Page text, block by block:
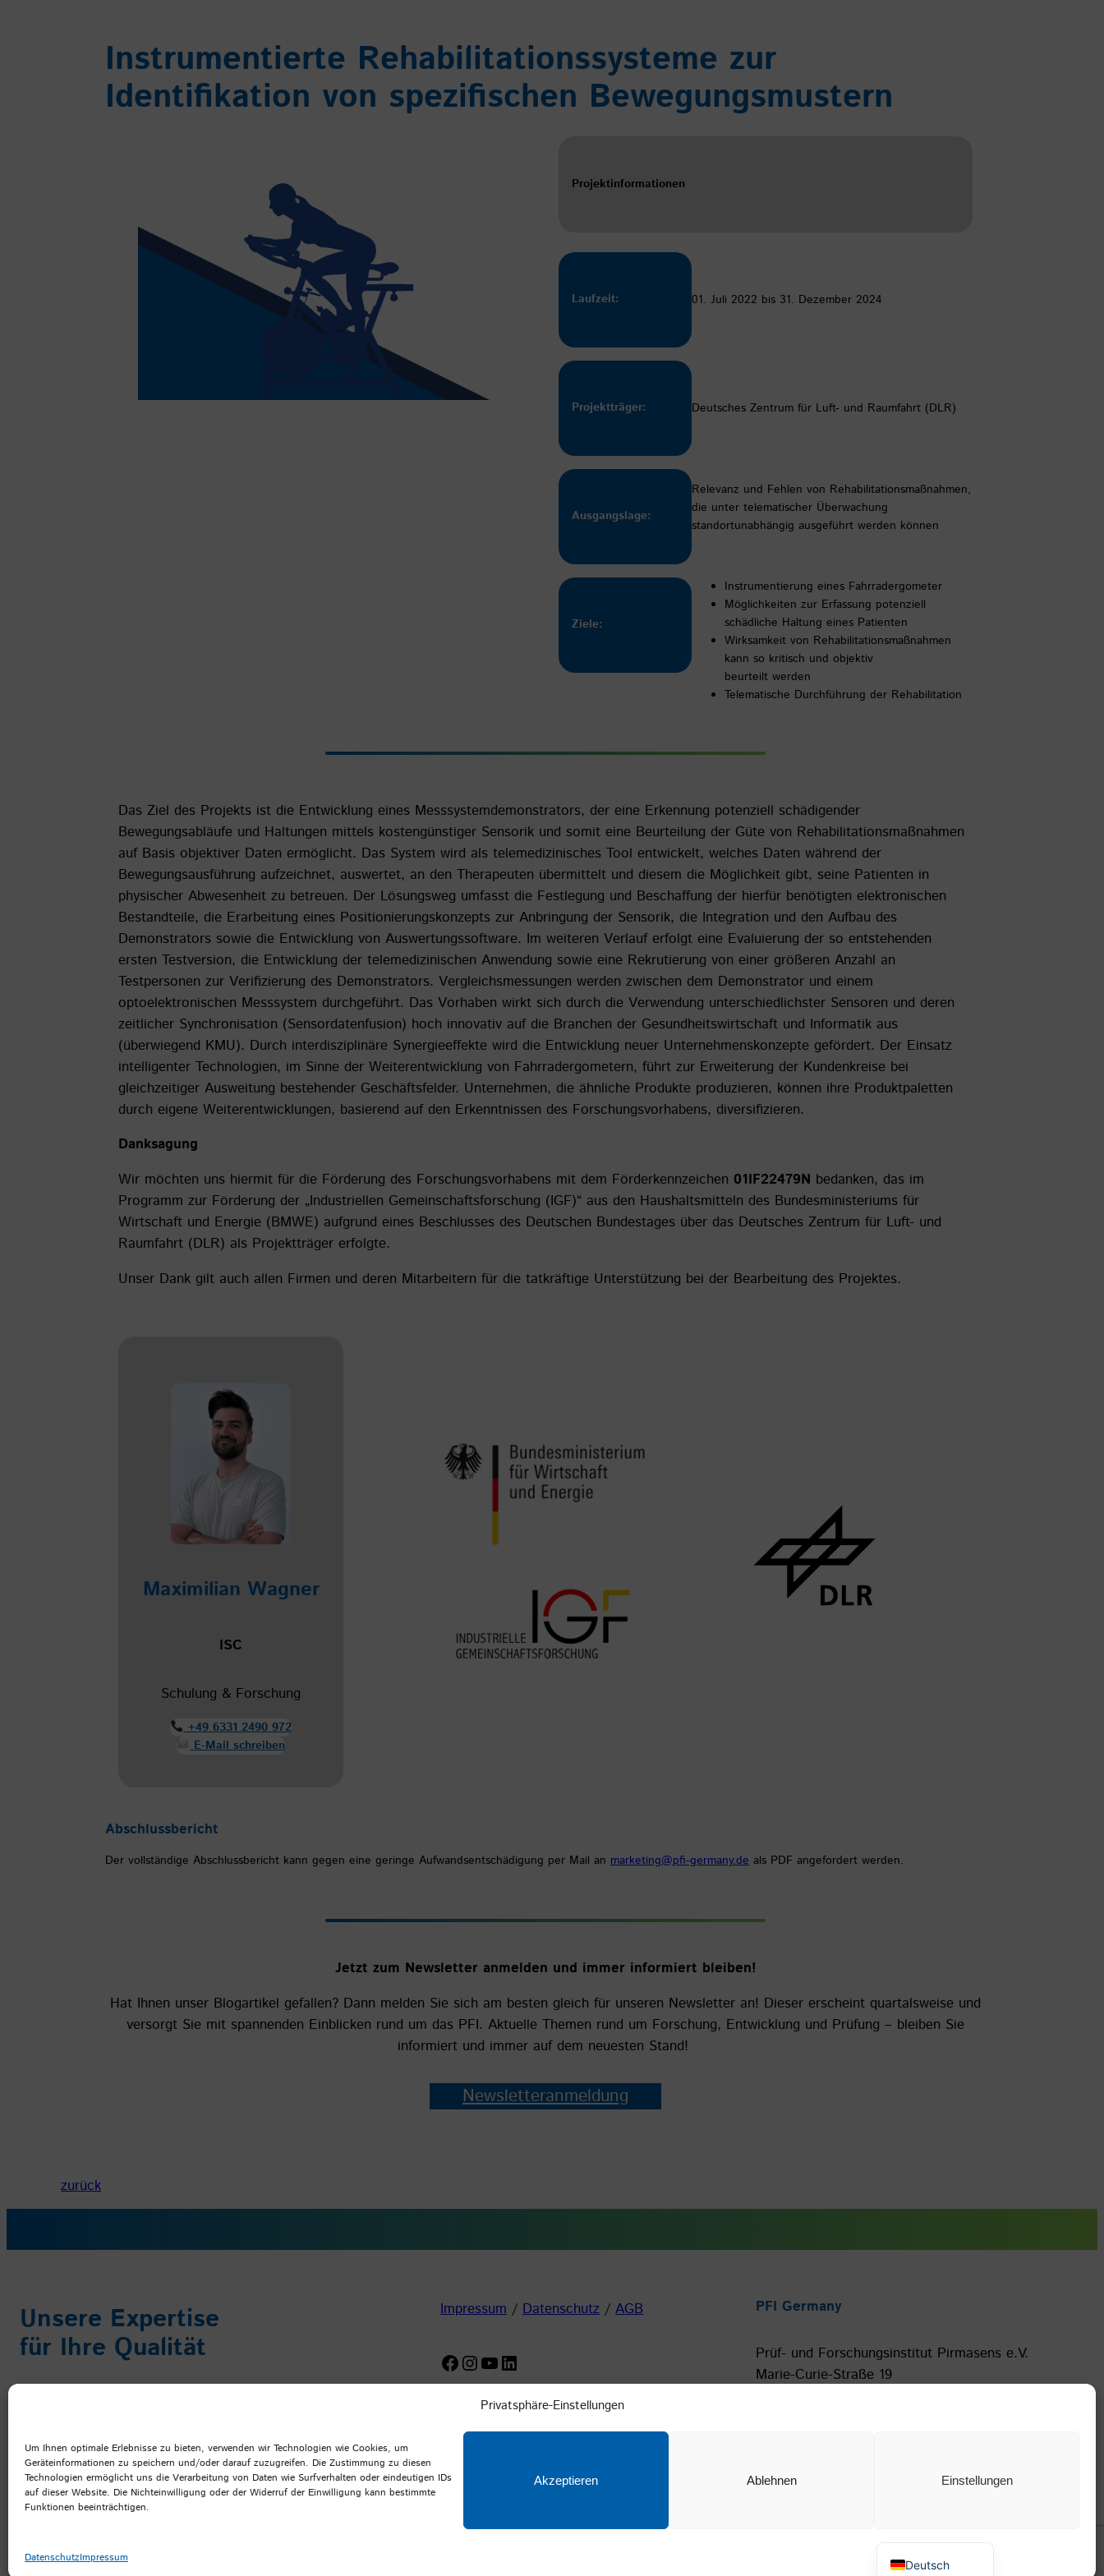
Privatsphäre-Einstellungen
Um Ihnen optimale Erlebnisse zu bieten, verwenden wir Technologien wie Cookies, um
Geräteinformationen zu speichern und/oder darauf zuzugreifen. Die Zustimmung zu diesen
Technologien ermöglicht uns die Verarbeitung von Daten wie Surfverhalten oder eindeutigen IDs
auf dieser Website. Die Nichteinwilligung oder der Widerruf der Einwilligung kann bestimmte
Funktionen beeinträchtigen.
Akzeptieren Ablehnen Einstellungen
DatenschutzImpressum
Instrumentierte Rehabilitationssysteme zur
Identifikation von spezifischen Bewegungsmustern
Projektinformationen
Laufzeit: 01. Juli 2022 bis 31. Dezember 2024
Projektträger: Deutsches Zentrum für Luft- und Raumfahrt (DLR)
Ausgangslage:
Relevanz und Fehlen von Rehabilitationsmaßnahmen,
die unter telematischer Überwachung
standortunabhängig ausgeführt werden können
Ziele:
Instrumentierung eines Fahrradergometer
Möglichkeiten zur Erfassung potenziell
schädliche Haltung eines Patienten
Wirksamkeit von Rehabilitationsmaßnahmen
kann so kritisch und objektiv
beurteilt werden
Telematische Durchführung der Rehabilitation
Das Ziel des Projekts ist die Entwicklung eines Messsystemdemonstrators, der eine Erkennung potenziell schädigender
Bewegungsabläufe und Haltungen mittels kostengünstiger Sensorik und somit eine Beurteilung der Güte von Rehabilitationsmaßnahmen
auf Basis objektiver Daten ermöglicht. Das System wird als telemedizinisches Tool entwickelt, welches Daten während der
Bewegungsausführung aufzeichnet, auswertet, an den Therapeuten übermittelt und diesem die Möglichkeit gibt, seine Patienten in
physischer Abwesenheit zu betreuen. Der Lösungsweg umfasst die Festlegung und Beschaffung der hierfür benötigten elektronischen
Bestandteile, die Erarbeitung eines Positionierungskonzepts zur Anbringung der Sensorik, die Integration und den Aufbau des
Demonstrators sowie die Entwicklung von Auswertungssoftware. Im weiteren Verlauf erfolgt eine Evaluierung der so entstehenden
ersten Testversion, die Entwicklung der telemedizinischen Anwendung sowie eine Rekrutierung von einer größeren Anzahl an
Testpersonen zur Verifizierung des Demonstrators. Vergleichsmessungen werden zwischen dem Demonstrator und einem
optoelektronischen Messsystem durchgeführt. Das Vorhaben wirkt sich durch die Verwendung unterschiedlichster Sensoren und deren
zeitlicher Synchronisation (Sensordatenfusion) hoch innovativ auf die Branchen der Gesundheitswirtschaft und Informatik aus
(überwiegend KMU). Durch interdisziplinäre Synergieeffekte wird die Entwicklung neuer Unternehmenskonzepte gefördert. Der Einsatz
intelligenter Technologien, im Sinne der Weiterentwicklung von Fahrradergometern, führt zur Erweiterung der Kundenkreise bei
gleichzeitiger Ausweitung bestehender Geschäftsfelder. Unternehmen, die ähnliche Produkte produzieren, können ihre Produktpaletten
durch eigene Weiterentwicklungen, basierend auf den Erkenntnissen des Forschungsvorhabens, diversifizieren.
Danksagung
Wir möchten uns hiermit für die Förderung des Forschungsvorhabens mit dem Förderkennzeichen 01IF22479N bedanken, das im
Programm zur Förderung der „Industriellen Gemeinschaftsforschung (IGF)“ aus den Haushaltsmitteln des Bundesministeriums für
Wirtschaft und Energie (BMWE) aufgrund eines Beschlusses des Deutschen Bundestages über das Deutsches Zentrum für Luft- und
Raumfahrt (DLR) als Projektträger erfolgte.
Unser Dank gilt auch allen Firmen und deren Mitarbeitern für die tatkräftige Unterstützung bei der Bearbeitung des Projektes.
Maximilian Wagner
ISC
Schulung & Forschung
+49 6331 2490 972
E-Mail schreiben
Abschlussbericht
Der vollständige Abschlussbericht kann gegen eine geringe Aufwandsentschädigung per Mail an marketing@pfi-germany.de als PDF angefordert werden.
Jetzt zum Newsletter anmelden und immer informiert bleiben!
Hat Ihnen unser Blogartikel gefallen? Dann melden Sie sich am besten gleich für unseren Newsletter an! Dieser erscheint quartalsweise und
versorgt Sie mit spannenden Einblicken rund um das PFI. Aktuelle Themen rund um Forschung, Entwicklung und Prüfung – bleiben Sie
informiert und immer auf dem neuesten Stand!
Newsletteranmeldung
zurück
Unsere Expertise
für Ihre Qualität
Impressum / Datenschutz / AGB
Facebook Instagram YouTube LinkedIn
PFI Germany
Prüf- und Forschungsinstitut Pirmasens e.V.
Marie-Curie-Straße 19
Deutsch